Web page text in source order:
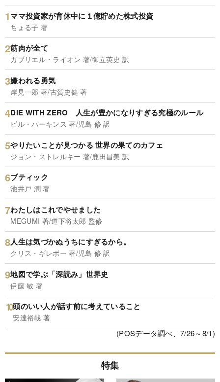
ママ投資家が育休中に１億貯めた株式投資
ちょる子 著
筋肉が全て
ガブリエル・ライオン 著/御立英史 訳
嫌われる勇気
岸見一郎 著/古賀史健 著
DIE WITH ZERO 人生が豊かになりすぎる究極のルール
ビル・パーキンス 著/児島 修 訳
やりたいことが見つかる 世界の果てのカフェ
ジョン・ストレルキー 著/鹿田昌美 訳
ブティック
池井戸 潤 著
わたしはこれでやせました
MEGUMI 著/道下将太郎 監修
人生は気づかぬうちにすぎるから。
クリス・ギレボー 著/児島 修 訳
地図で学ぶ「深読み」世界史
伊藤 敏 著
頭のいい人が話す前に考えていること
安達裕哉 著
(POSデータ調べ、7/26～8/1)
特集